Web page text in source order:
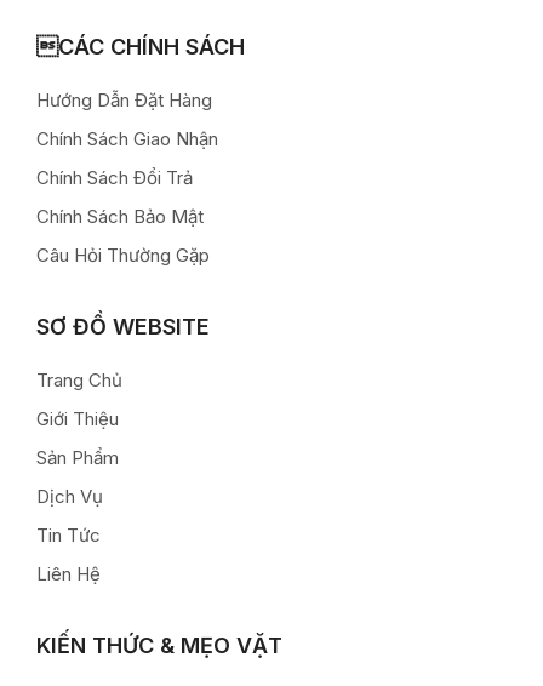
CÁC CHÍNH SÁCH
Hướng Dẫn Đặt Hàng
Chính Sách Giao Nhận
Chính Sách Đổi Trả
Chính Sách Bảo Mật
Câu Hỏi Thường Gặp
SƠ ĐỒ WEBSITE
Trang Chủ
Giới Thiệu
Sản Phẩm
Dịch Vụ
Tin Tức
Liên Hệ
KIẾN THỨC & MẸO VẶT